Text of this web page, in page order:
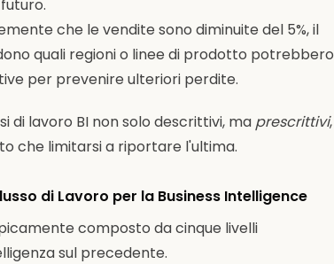
che le vendite sono diminuite del 5%, il
quali regioni o linee di prodotto potrebbero
per prevenire ulteriori perdite.
di lavoro BI non solo descrittivi, ma prescrittivi,
che limitarsi a riportare l'ultima.
di Lavoro per la Business Intelligence
composto da cinque livelli
sul precedente.